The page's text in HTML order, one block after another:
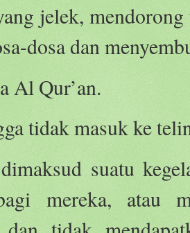
jelek,
dosa dan
Al Qur’an.
tidak masuk ke
suatu
mereka, atau